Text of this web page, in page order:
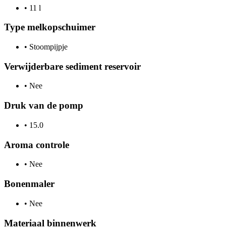
• 11 l
Type melkopschuimer
• Stoompijpje
Verwijderbare sediment reservoir
• Nee
Druk van de pomp
• 15.0
Aroma controle
• Nee
Bonenmaler
• Nee
Materiaal binnenwerk